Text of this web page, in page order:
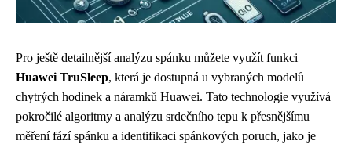
Pro ještě detailnější analýzu spánku můžete využít funkci
Huawei TruSleep, která je dostupná u vybraných modelů
chytrých hodinek a náramků Huawei. Tato technologie využívá
pokročilé algoritmy a analýzu srdečního tepu k přesnějšímu
měření fází spánku a identifikaci spánkových poruch, jako je